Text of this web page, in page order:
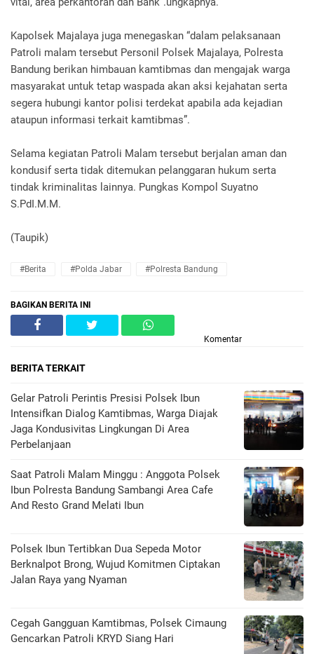
Kapolsek Majalaya juga menegaskan “dalam pelaksanaan
Patroli malam tersebut Personil Polsek Majalaya, Polresta
Bandung berikan himbauan kamtibmas dan mengajak warga
masyarakat untuk tetap waspada akan aksi kejahatan serta
segera hubungi kantor polisi terdekat apabila ada kejadian
ataupun informasi terkait kamtibmas”.
Selama kegiatan Patroli Malam tersebut berjalan aman dan
kondusif serta tidak ditemukan pelanggaran hukum serta
tindak kriminalitas lainnya. Pungkas Kompol Suyatno
S.PdI.M.M.
(Taupik)
#Berita #Polda Jabar #Polresta Bandung
BAGIKAN BERITA INI
Komentar
BERITA TERKAIT
Gelar Patroli Perintis Presisi Polsek Ibun
Intensifkan Dialog Kamtibmas, Warga Diajak
Jaga Kondusivitas Lingkungan Di Area
Perbelanjaan
Saat Patroli Malam Minggu : Anggota Polsek
Ibun Polresta Bandung Sambangi Area Cafe
And Resto Grand Melati Ibun
Polsek Ibun Tertibkan Dua Sepeda Motor
Berknalpot Brong, Wujud Komitmen Ciptakan
Jalan Raya yang Nyaman
Cegah Gangguan Kamtibmas, Polsek Cimaung
Gencarkan Patroli KRYD Siang Hari